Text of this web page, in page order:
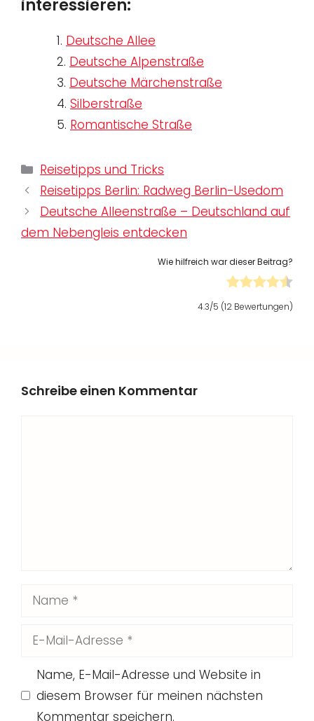
interessieren:
1. Deutsche Allee
2. Deutsche Alpenstraße
3. Deutsche Märchenstraße
4. Silberstraße
5. Romantische Straße
Kategorien
Reisetipps und Tricks
Reisetipps Berlin: Radweg Berlin-Usedom
Deutsche Alleenstraße – Deutschland auf
dem Nebengleis entdecken
Wie hilfreich war dieser Beitrag?
4.3/5 (12 Bewertungen)
Schreibe einen Kommentar
Name
E-
Adresse
Name, E-Mail-Adresse und Website in
diesem Browser für meinen nächsten
Kommentar speichern.